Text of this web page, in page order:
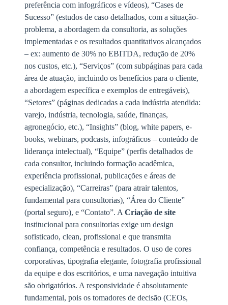
preferência com infográficos e vídeos), “Cases de
Sucesso” (estudos de caso detalhados, com a situação-
problema, a abordagem da consultoria, as soluções
implementadas e os resultados quantitativos alcançados
– ex: aumento de 30% no EBITDA, redução de 20%
nos custos, etc.), “Serviços” (com subpáginas para cada
área de atuação, incluindo os benefícios para o cliente,
a abordagem específica e exemplos de entregáveis),
“Setores” (páginas dedicadas a cada indústria atendida:
varejo, indústria, tecnologia, saúde, finanças,
agronegócio, etc.), “Insights” (blog, white papers, e-
books, webinars, podcasts, infográficos – conteúdo de
liderança intelectual), “Equipe” (perfis detalhados de
cada consultor, incluindo formação acadêmica,
experiência profissional, publicações e áreas de
especialização), “Carreiras” (para atrair talentos,
fundamental para consultorias), “Área do Cliente”
(portal seguro), e “Contato”. A Criação de site
institucional para consultorias exige um design
sofisticado, clean, profissional e que transmita
confiança, competência e resultados. O uso de cores
corporativas, tipografia elegante, fotografia profissional
da equipe e dos escritórios, e uma navegação intuitiva
são obrigatórios. A responsividade é absolutamente
fundamental, pois os tomadores de decisão (CEOs,